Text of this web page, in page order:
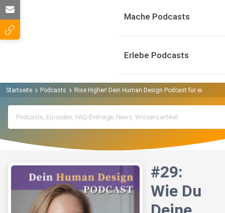
Mache Podcasts
Erlebe Podcasts
Startseite Podcasts Rise Higher! Dein Human Design Podcast für eine
#29:
Wie Du